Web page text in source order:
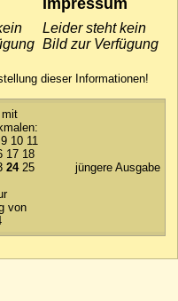
Leider steht kein
Bild zur Verfügung
dieser Informationen!
9 10 11
17 18
24 25
von
jüngere Ausgabe